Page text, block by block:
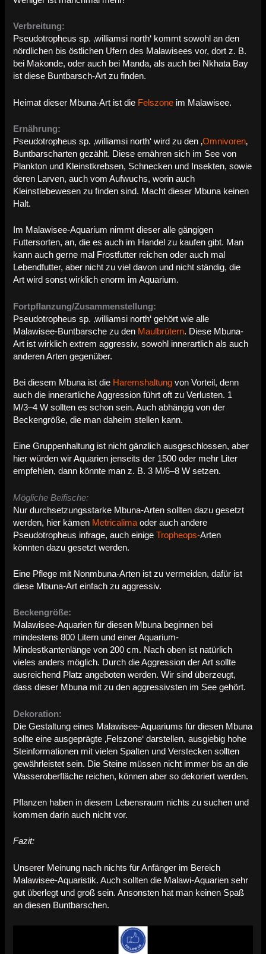
Verbreitung:
Pseudotropheus sp. ‚williamsi north‘ kommt sowohl an den
nördlichen bis östlichen Ufern des Malawisees vor, dort z. B.
bei Makonde, oder auch bei Manda, als auch bei Nkhata Bay
ist diese Buntbarsch-Art zu finden.
Heimat dieser Mbuna-Art ist die Felszone im Malawisee.
Ernährung:
Pseudotropheus sp. ‚williamsi north‘ wird zu den ‚Omnivoren‚
Buntbarscharten gezählt. Diese ernähren sich im See von
Plankton und Kleinstkrebsen, Schnecken und Insekten, sowie
deren Larven, auch vom Aufwuchs, worin auch
Kleinstlebewesen zu finden sind. Macht dieser Mbuna keinen
Halt.
Im Malawisee-Aquarium nimmt dieser alle gängigen
Futtersorten, an, die es auch im Handel zu kaufen gibt. Man
kann auch gerne mal Frostfutter reichen oder auch mal
Lebendfutter, aber nicht zu viel davon und nicht ständig, die
Art wird sonst wirklich enorm im Aquarium.
Fortpflanzung/Zusammenstellung:
Pseudotropheus sp. ‚williamsi north‘ gehört wie alle
Malawisee-Buntbarsche zu den Maulbrütern. Diese Mbuna-
Art ist wirklich extrem aggressiv, sowohl innerartlich als auch
anderen Arten gegenüber.
Bei diesem Mbuna ist die Haremshaltung von Vorteil, denn
auch die innerartliche Aggression führt oft zu Verlusten. 1
M/3–4 W sollten es schon sein. Auch abhängig von der
Beckengröße, die man daheim stellen kann.
Eine Gruppenhaltung ist nicht gänzlich ausgeschlossen, aber
hier würden wir Aquarien jenseits der 1500 oder mehr Liter
empfehlen, dann könnte man z. B. 3 M/6–8 W setzen.
Mögliche Beifische:
Nur durchsetzungsstarke Mbuna-Arten sollten dazu gesetzt
werden, hier kämen Metricalima oder auch andere
Pseudotropheus infrage, auch einigeTropheops-Arten
könnten dazu gesetzt werden.
Eine Pflege mit Nonmbuna-Arten ist zu vermeiden, dafür ist
diese Mbuna-Art einfach zu aggressiv.
Beckengröße:
Malawisee-Aquarien für diesen Mbuna beginnen bei
mindestens 800 Litern und einer Aquarium-
Mindestkantenlänge von 200 cm. Nach oben ist natürlich
vieles anders möglich. Durch die Aggression der Art sollte
ausreichend Platz angeboten werden. Wir sind überzeugt,
dass dieser Mbuna mit zu den aggressivsten im See gehört.
Dekoration:
Die Gestaltung eines Malawisee-Aquariums für diesen Mbuna
sollte eine ausgeprägte ‚Felszone‘ darstellen, ausgiebig hohe
Steinformationen mit vielen Spalten und Verstecken sollten
gewährleistet sein. Die Steine müssen nicht immer bis an die
Wasseroberfläche reichen, können aber so dekoriert werden.
Pflanzen haben in diesem Lebensraum nichts zu suchen und
kommen darin auch nicht vor.
Fazit:
Unserer Meinung nach nichts für Anfänger im Bereich
Malawisee-Aquaristik. Auch sollten die Malawi-Aquarien sehr
gut überlegt und groß sein. Ansonsten hat man keinen Spaß
an diesen Buntbarschen.